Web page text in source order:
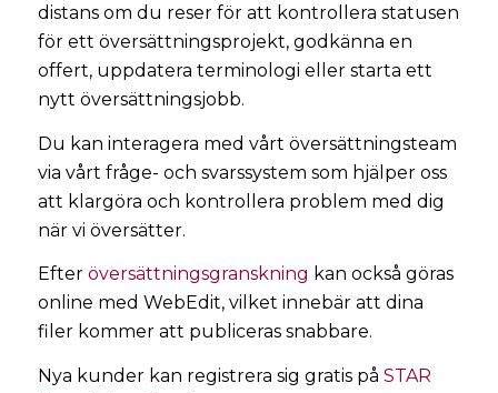
distans om du reser för att kontrollera statusen
för ett översättningsprojekt, godkänna en
offert, uppdatera terminologi eller starta ett
nytt översättningsjobb.
Du kan interagera med vårt översättningsteam
via vårt fråge- och svarssystem som hjälper oss
att klargöra och kontrollera problem med dig
när vi översätter.
Efter översättningsgranskning kan också göras
online med WebEdit, vilket innebär att dina
filer kommer att publiceras snabbare.
Nya kunder kan registrera sig gratis på STAR